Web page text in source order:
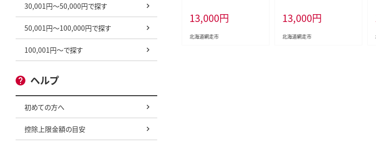
30,001円～50,000円で探す
50,001円～100,000円で探す
100,001円～で探す
ヘルプ
初めての方へ
控除上限金額の目安
00g（400g×2） ABR023
13,000円
北海道網走市
13,000円
北海道網走市